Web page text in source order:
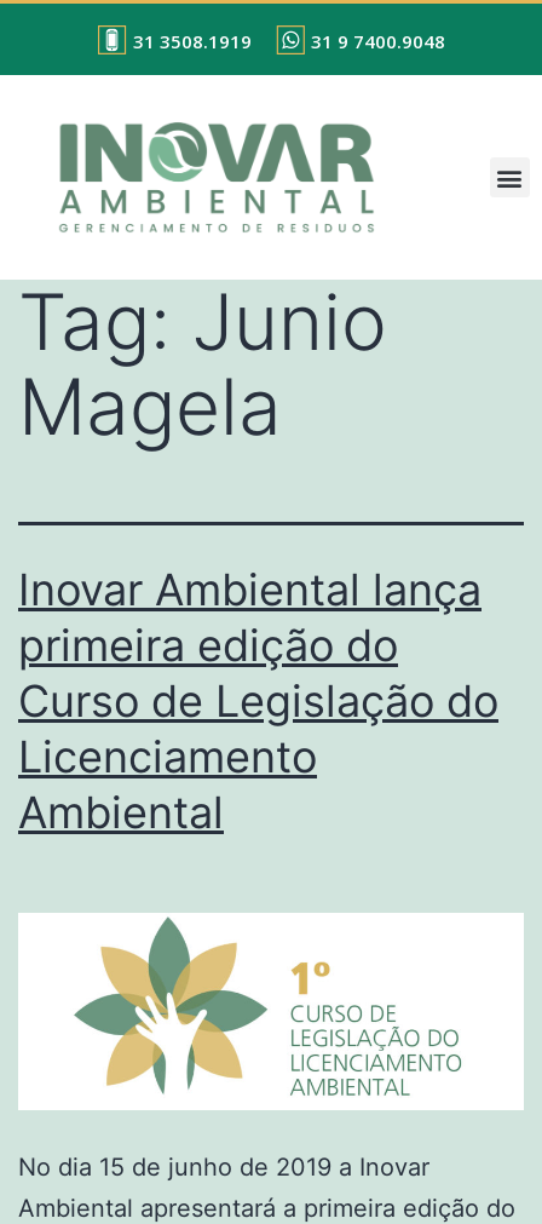
31 3508.1919 31 9 7400.9048
Tag: Junio
Magela
Inovar Ambiental lança
primeira edição do
Curso de Legislação do
Licenciamento
Ambiental
No dia 15 de junho de 2019 a Inovar
Ambiental apresentará a primeira edição do